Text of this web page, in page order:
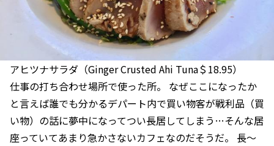
アヒツナサラダ（Ginger Crusted Ahi Tuna＄18.95）
仕事の打ち合わせ場所で使った所。 なぜここになったか
と言えば誰でも分かるデパート内で買い物客が戦利品（買
い物）の話に夢中になってつい長居してしまう…そんな居
座っていてあまり急かさないカフェなのだそうだ。 長〜